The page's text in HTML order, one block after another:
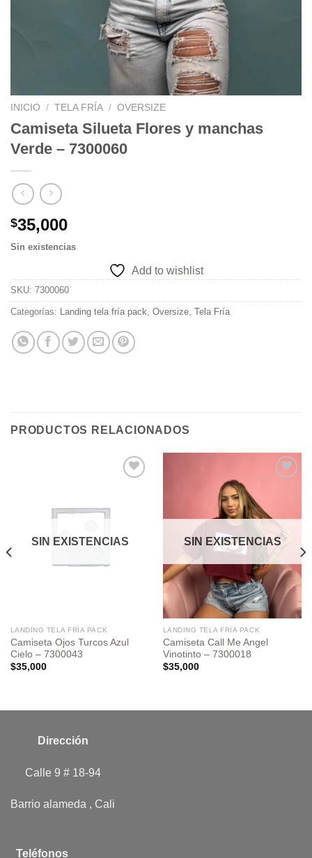
INICIO / TELA FRÍA / OVERSIZE
Camiseta Silueta Flores y manchas
Verde – 7300060
$35,000
Sin existencias
Add to wishlist
SKU: 7300060
Categorías: Landing tela fría pack Oversize Tela Fría
PRODUCTOS RELACIONADOS
SIN EXISTENCIAS
LANDING TELA FRÍA PACK
Camiseta Ojos Turcos Azul
Cielo – 7300043
$35,000
SIN EXISTENCIAS
LANDING TELA FRÍA PACK
Camiseta Call Me Angel
Vinotinto – 7300018
$35,000
Dirección
Calle 9 # 18-94
Barrio alameda , Cali
Teléfonos